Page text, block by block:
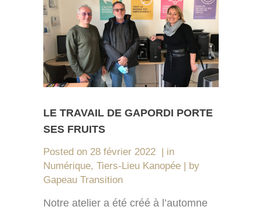
LE TRAVAIL DE GAPORDI PORTE
SES FRUITS
Posted on 28 février 2022
in
Numérique, Tiers-Lieu Kanopée
by
Gapeau Transition
Notre atelier a été créé à l’automne